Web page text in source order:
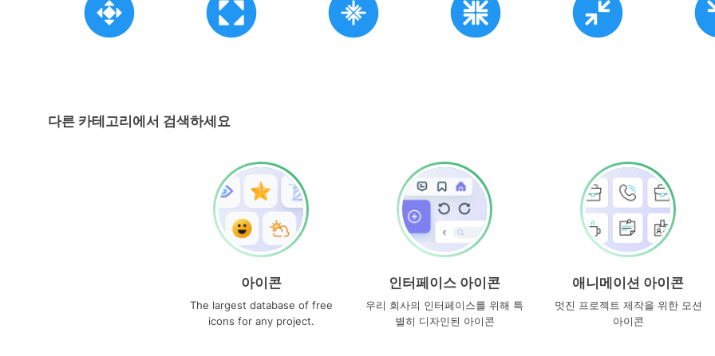
다른 카테고리에서 검색하세요
아이콘
The largest database of free
icons for any project.
인터페이스 아이콘
우리 회사의 인터페이스를 위해 특
별히 디자인된 아이콘
애니메이션 아이콘
멋진 프로젝트 제작을 위한 모션
아이콘